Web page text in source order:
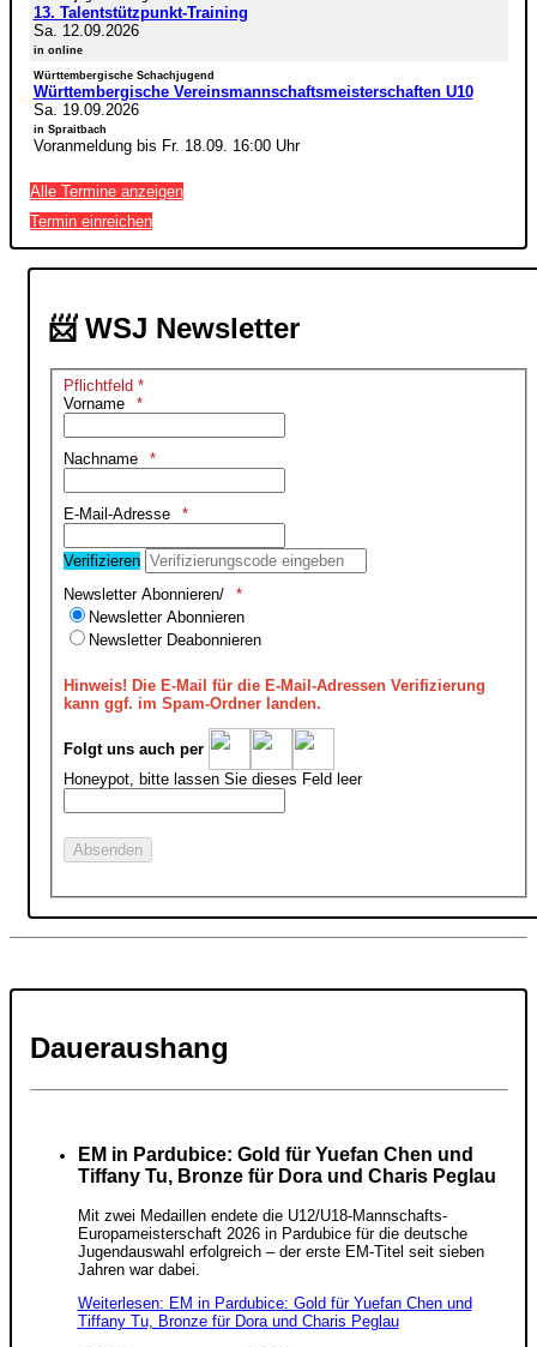
13. Talentstützpunkt-Training
Sa. 12.09.2026
in online
Württembergische Schachjugend
Württembergische Vereinsmannschaftsmeisterschaften U10
Sa. 19.09.2026
in Spraitbach
Voranmeldung bis Fr. 18.09. 16:00 Uhr
Alle Termine anzeigen
Termin einreichen
📨 WSJ Newsletter
Pflichtfeld *
Vorname
Nachname
E-Mail-Adresse
Verifizieren
Newsletter Abonnieren/
Newsletter Abonnieren
Newsletter Deabonnieren
Hinweis! Die E-Mail für die E-Mail-Adressen Verifizierung
kann ggf. im Spam-Ordner landen.
Folgt uns auch per
Honeypot, bitte lassen Sie dieses Feld leer
Daueraushang
EM in Pardubice: Gold für Yuefan Chen und
Tiffany Tu, Bronze für Dora und Charis Peglau
Mit zwei Medaillen endete die U12/U18-Mannschafts-
Europameisterschaft 2026 in Pardubice für die deutsche
Jugendauswahl erfolgreich – der erste EM-Titel seit sieben
Jahren war dabei.
Weiterlesen: EM in Pardubice: Gold für Yuefan Chen und
Tiffany Tu, Bronze für Dora und Charis Peglau